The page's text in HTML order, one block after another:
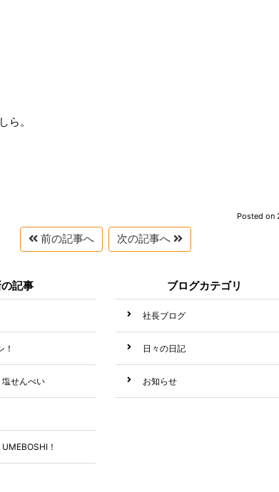
ら。
Posted on
前の記事へ 次の記事へ
記事
！
せんべい
！
ブログカテゴリ
社長ブログ
日々の日記
お知らせ